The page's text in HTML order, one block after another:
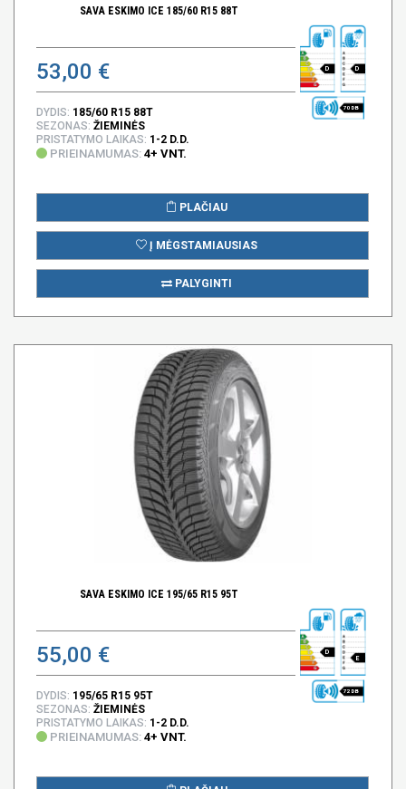
SAVA ESKIMO ICE 185/60 R15 88T
53,00 € D D
70 DB
DYDIS: 185/60 R15 88T
SEZONAS: ŽIEMINĖS
PRISTATYMO LAIKAS: 1-2 D.D.
PRIEINAMUMAS: 4+ VNT.
PLAČIAU
Į MĖGSTAMIAUSIAS
PALYGINTI
SAVA ESKIMO ICE 195/65 R15 95T
55,00 €
D
E
72 DB
DYDIS: 195/65 R15 95T
SEZONAS: ŽIEMINĖS
PRISTATYMO LAIKAS: 1-2 D.D.
PRIEINAMUMAS: 4+ VNT.